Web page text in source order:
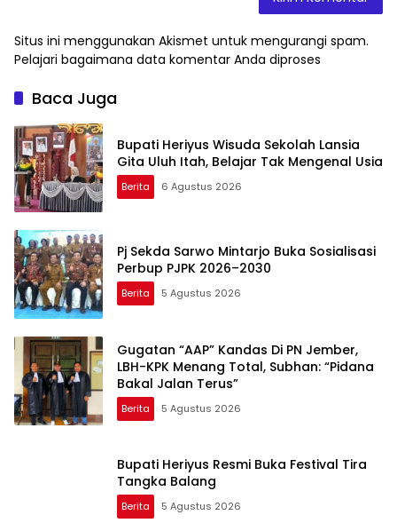
Situs ini menggunakan Akismet untuk mengurangi spam.
Pelajari bagaimana data komentar Anda diproses
Baca Juga
Bupati Heriyus Wisuda Sekolah Lansia
Gita Uluh Itah, Belajar Tak Mengenal Usia
Berita 6 Agustus 2026
Pj Sekda Sarwo Mintarjo Buka Sosialisasi
Perbup PJPK 2026–2030
Berita 5 Agustus 2026
Gugatan “AAP” Kandas Di PN Jember,
LBH-KPK Menang Total, Subhan: “Pidana
Bakal Jalan Terus”
Berita 5 Agustus 2026
Bupati Heriyus Resmi Buka Festival Tira
Tangka Balang
Berita 5 Agustus 2026